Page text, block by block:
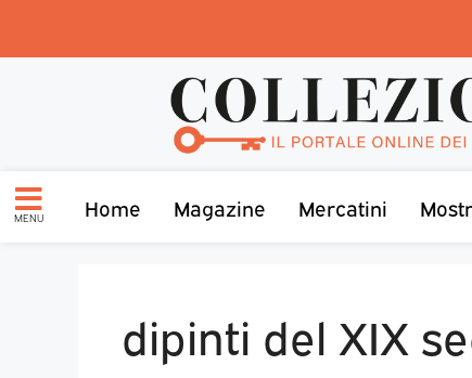
MENU Home Magazine Mercatini
dipinti del XIX